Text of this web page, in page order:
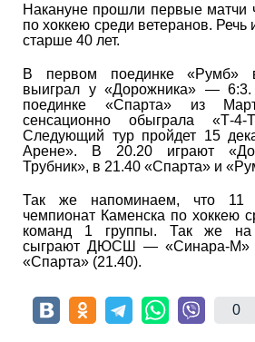
Накануне прошли первые матчи
по хоккею среди ветеранов. Речь
старше 40 лет.
В первом поединке «Румб»
выиграл у «Дорожника» —
поединке «Спарта» из
сенсационно обыграла «Т-
Следующий тур пройдет 15
Арене». В 20.20 играют
Трубник», в 21.40 «Спарта» и
Так же напоминаем, что 11
чемпионат Каменска по хоккею
команд 1 группы. Так же на
сыграют ДЮСШ — «Синара-М»
«Спарта» (21.40).
0